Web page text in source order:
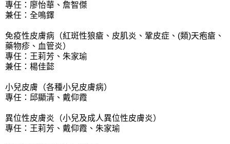
專任：廖怡華、詹智傑
兼任：全鳴鐸
免疫性皮膚病（紅斑性狼瘡、皮肌炎、鞏皮症、(類)天疱瘡、
藥物疹、血管炎）
專任：王莉芳、朱家瑜
兼任：楊佳懿
小兒皮膚（各種小兒皮膚病）
專任：邱顯清、戴仰霞
異位性皮膚炎（小兒及成人異位性皮膚炎）
專任：王莉芳、戴仰霞、朱家瑜